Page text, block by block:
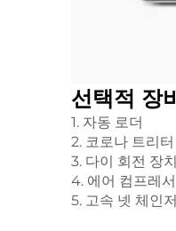
선택적 장비
1. 자동 로더
2. 코로나 트리터
3. 다이 회전 장치
4. 에어 컴프레서
5. 고속 넷 체인저